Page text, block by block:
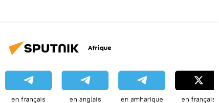
Afrique
en français en anglais en amharique en français